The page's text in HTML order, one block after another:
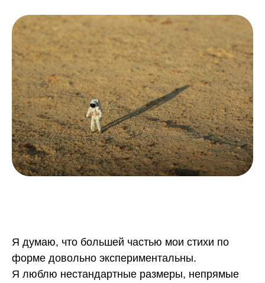
Я думаю, что большей частью мои стихи по
форме довольно экспериментальны.
Я люблю нестандартные размеры, непрямые